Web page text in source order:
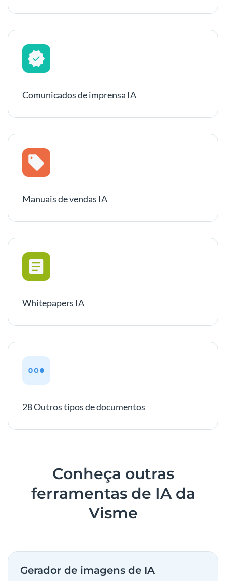
Comunicados de imprensa IA
Manuais de vendas IA
Whitepapers IA
28 Outros tipos de documentos
Conheça outras
ferramentas de IA da
Visme
Gerador de imagens de IA